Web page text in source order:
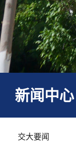
新闻中心
交大要闻